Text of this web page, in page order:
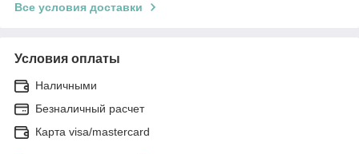
Все условия доставки
Условия оплаты
Наличными
Безналичный расчет
Карта visa/mastercard